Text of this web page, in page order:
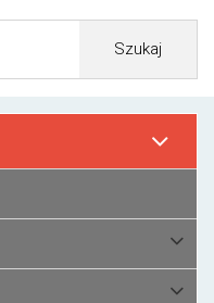
Szukaj